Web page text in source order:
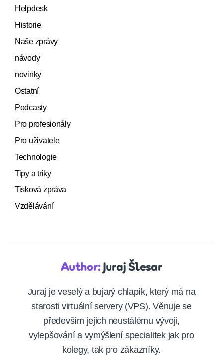
Helpdesk
Historie
Naše zprávy
návody
novinky
Ostatní
Podcasty
Pro profesionály
Pro uživatele
Technologie
Tipy a triky
Tisková zpráva
Vzdělávání
Author: Juraj Šlesar
Juraj je veselý a bujarý chlapík, který má na
starosti virtuální servery (VPS). Věnuje se
především jejich neustálému vývoji,
vylepšování a vymýšlení specialitek jak pro
kolegy, tak pro zákazníky.